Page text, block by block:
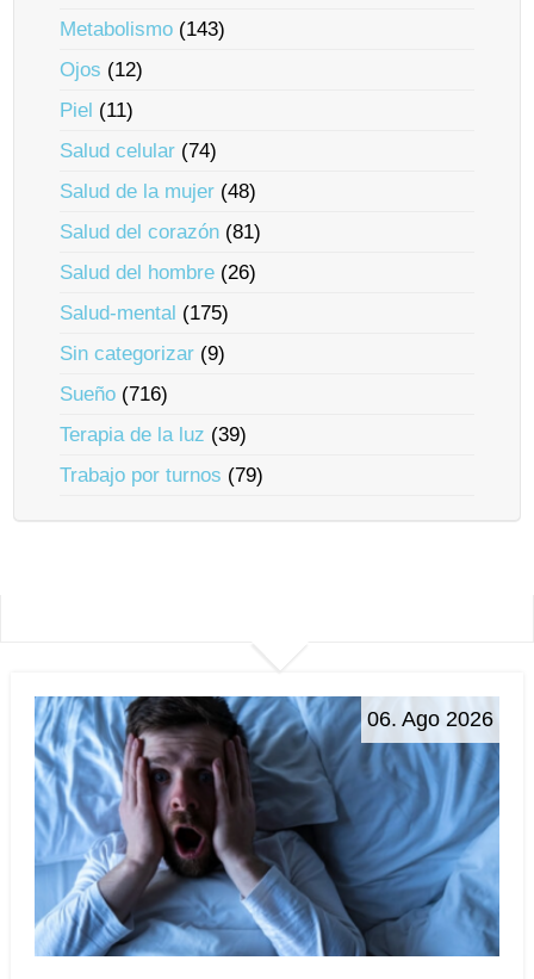
Metabolismo (143)
Ojos (12)
Piel (11)
Salud celular (74)
Salud de la mujer (48)
Salud del corazón (81)
Salud del hombre (26)
Salud-mental (175)
Sin categorizar (9)
Sueño (716)
Terapia de la luz (39)
Trabajo por turnos (79)
06. Ago 2026